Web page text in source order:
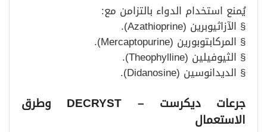
يُمنع استخدام الدواء بالتزامن مع:
§ الآزاثيوبرين (Azathioprine).
§ المركابتوبورين (Mercaptopurine).
§ الثيوفيلين (Theophylline).
§ الديدانوسين (Didanosine).
جرعات ديكرست – DECRYST وطرق
الاستعمال